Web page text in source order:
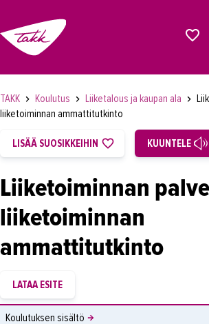
OPISKELIJAKSI
YRITYKSILLE
AJANKOHTAISTA
YHTEYSTIEDOT
IN ENGLISH
TAKK Koulutus Liiketalous ja kaupan ala
liiketoiminnan ammattitutkinto
LISÄÄ SUOSIKKEIHIN KUUNTELE
Liiketoiminnan
liiketoiminnan
ammattitutkinto
Koulutuksen sisältö